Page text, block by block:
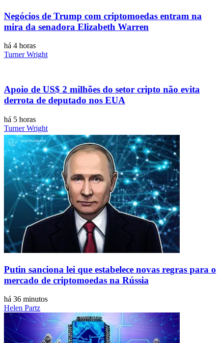
Negócios de Trump com criptomoedas entram na
mira da senadora Elizabeth Warren
há 4 horas
Turner Wright
Apoio de US$ 2 milhões do setor cripto não evita
derrota de deputado nos EUA
há 5 horas
Turner Wright
Putin sanciona lei que estabelece novas regras para o
mercado de criptomoedas na Rússia
há 36 minutos
Helen Partz